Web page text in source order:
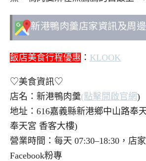
新港鴨肉羹店家資訊及周
飯店美食行程優惠 ： KLOOK
♡美食資訊♡
店名：新港鴨肉羹(點擊開啟官網)
地址：616嘉義縣新港鄉中山路奉
奉天宮 香客大樓)
營業時間：每天 07:30–18:30，店
Facebook粉專